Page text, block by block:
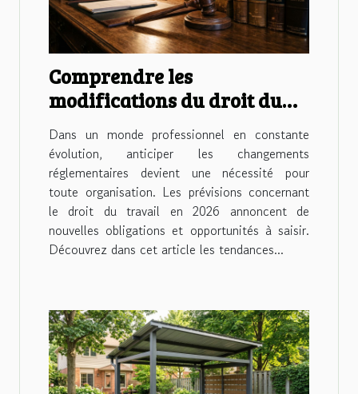
Comprendre les
modifications du droit du
travail prévues pour 2026
Dans un monde professionnel en constante
évolution, anticiper les changements
réglementaires devient une nécessité pour
toute organisation. Les prévisions concernant
le droit du travail en 2026 annoncent de
nouvelles obligations et opportunités à saisir.
Découvrez dans cet article les tendances...